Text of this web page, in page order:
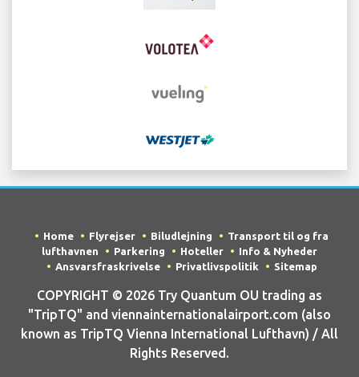
Home Flyrejser Biludlejning
Transport til og fra
lufthavnen
Parkering Hoteller
Info & Nyheder
Ansvarsfraskrivelse
Privatlivspolitik Sitemap
COPYRIGHT © 2026 Try Quantum OU trading as
"TripTQ" and viennainternationalairport.com (also
known as TripTQ Vienna International Lufthavn) / All
Rights Reserved.